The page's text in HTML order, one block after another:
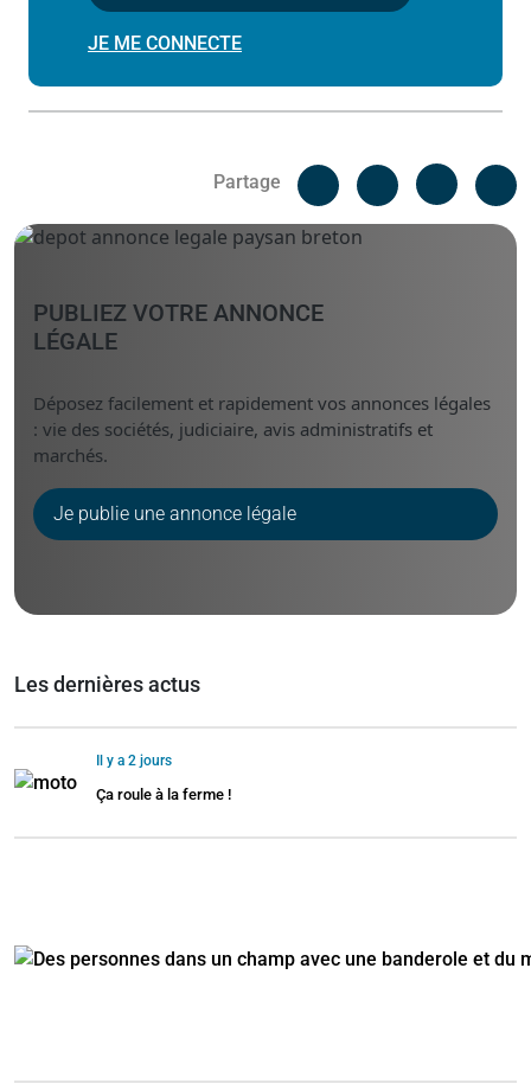
JE ME CONNECTE
Partage
Facebook
Linked
PUBLIEZ VOTRE ANNONCE
LÉGALE
Déposez facilement et rapidement vos annonces légales
: vie des sociétés, judiciaire, avis administratifs et
marchés.
Je publie une annonce légale
Les dernières actus
Il y a 2 jours
Ça roule à la ferme !